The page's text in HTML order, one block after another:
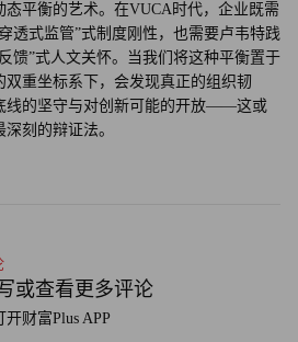
态平衡的艺术。在VUCA时代，企业既需
透式监管”式制度刚性，也需要卢韦特践
馈”式人文关怀。当我们将这种平衡置于
双重坐标系下，会发现真正的组织韧
线的坚守与对创新可能的开放——这或
刻的辩证法。
或查看更多评论
开财富Plus APP